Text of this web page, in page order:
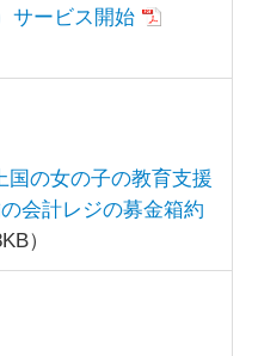
サービス開始
国の女の子の教育支援
会計レジの募金箱約
）